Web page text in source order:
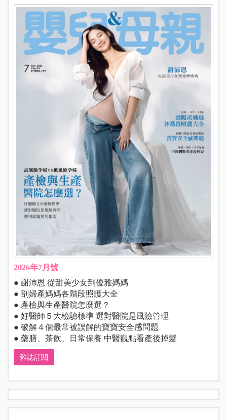
2026年7月號
● 謝沛恩 從甜美少女到優雅媽媽
● 剖婦產媽媽各階段照護大全
● 產檢與生產醫院怎麼選？
● 好醫師５大檢驗標準 選對醫院是風險管理
● 破解４個最常被誤解的寶寶安全感問題
● 藥膳、茶飲、日常保養 中醫觀點看產後掉髮
雜誌訂閱